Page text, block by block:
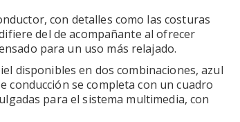
con detalles como las costuras
del de acompañante al ofrecer
para un uso más relajado.
disponibles en dos combinaciones, azul
conducción se completa con un cuadro
para el sistema multimedia, con